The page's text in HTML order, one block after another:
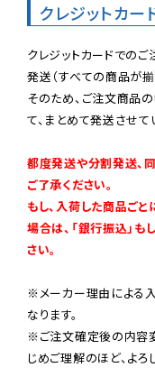
クレジットカ
クレジットカードでの
発送（すべての商品が揃
そのため、ご注文商品
て、まとめて発送させて
都度発送や分割発送、
ご了承ください。
もし、入荷した商品ご
場合は、「銀行振込」も
さい。
※メーカー理由による
なります。
※ご注文確定後の内容
じめご理解のほど、よろ